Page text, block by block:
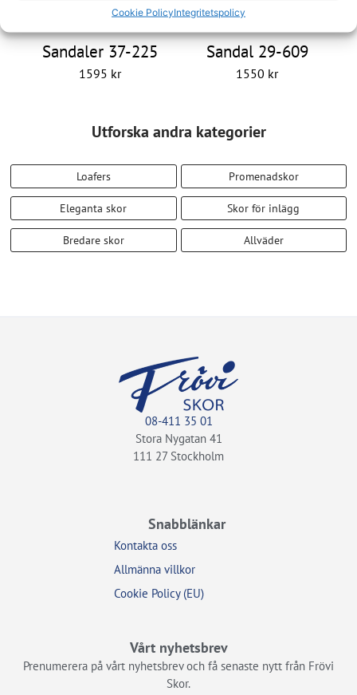
Cookie PolicyIntegritetspolicy
Sandal 29-609
1550 kr
Sandaler 37-225
1595 kr
Utforska andra kategorier
Loafers Promenadskor
Eleganta skor Skor för inlägg
Bredare skor Allväder
08-411 35 01
Stora Nygatan 41
111 27 Stockholm
Snabblänkar
Kontakta oss
Allmänna villkor
Cookie Policy (EU)
Vårt nyhetsbrev
Prenumerera på vårt nyhetsbrev och få senaste nytt från Frövi
Skor.